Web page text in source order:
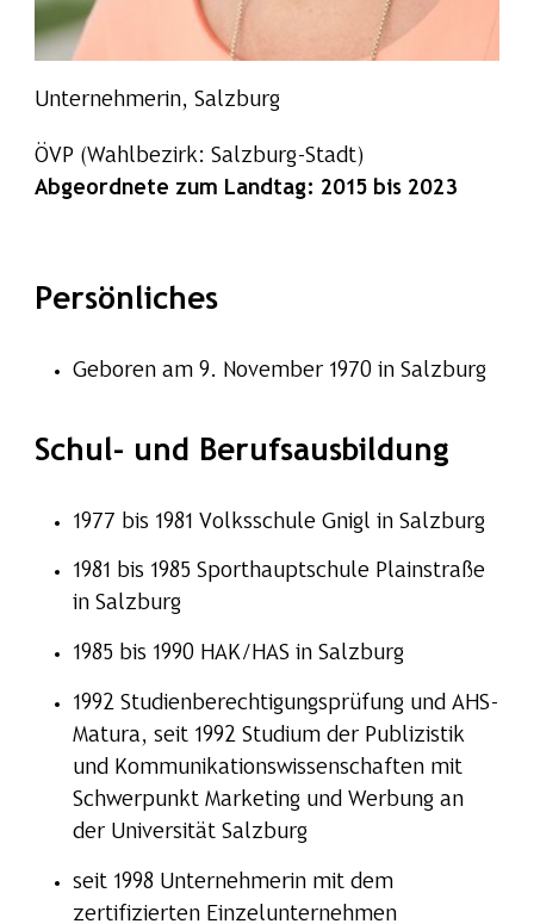
Unternehmerin, Salzburg
ÖVP (Wahlbezirk: Salzburg-Stadt)
Abgeordnete zum Landtag: 2015 bis 2023
Persönliches
Geboren am 9. November 1970 in Salzburg
Schul- und Berufsausbildung
1977 bis 1981 Volksschule Gnigl in Salzburg
1981 bis 1985 Sporthauptschule Plainstraße
in Salzburg
1985 bis 1990 HAK/HAS in Salzburg
1992 Studienberechtigungsprüfung und AHS-
Matura, seit 1992 Studium der Publizistik
und Kommunikationswissenschaften mit
Schwerpunkt Marketing und Werbung an
der Universität Salzburg
seit 1998 Unternehmerin mit dem
zertifizierten Einzelunternehmen